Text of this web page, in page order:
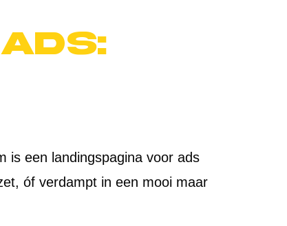
is een landingspagina voor ads
óf verdampt in een mooi maar